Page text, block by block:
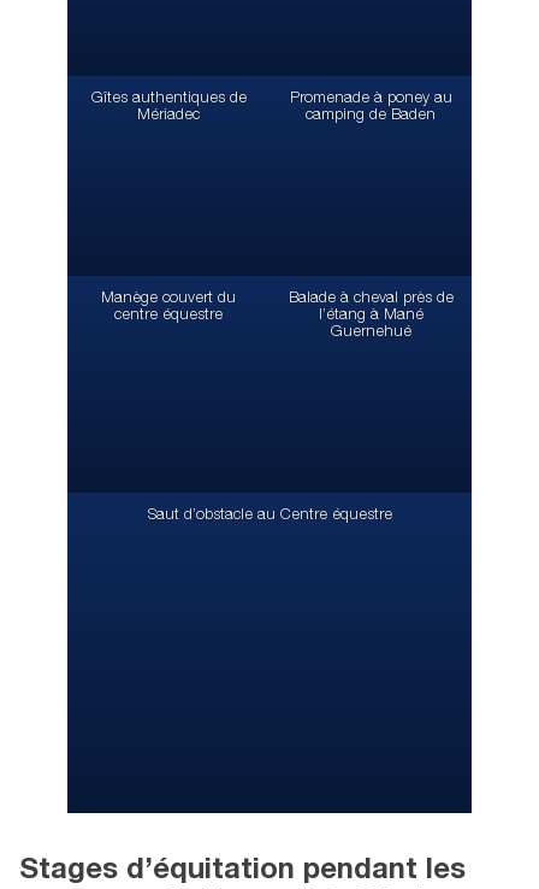
Gîtes authentiques de
Mériadec
Promenade à poney au
camping de Baden
Manège couvert du
centre équestre
Balade à cheval près de
l’étang à Mané
Guernehué
Saut d’obstacle au Centre équestre
Stages d’équitation pendant les